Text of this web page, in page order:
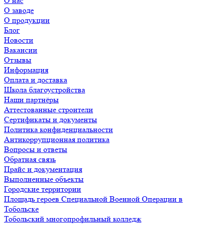
О заводе
О продукции
Блог
Новости
Вакансии
Отзывы
Информация
Оплата и доставка
Школа благоустройства
Наши партнёры
Аттестованные строители
Сертификаты и документы
Политика конфиденциальности
Антикоррупционная политика
Вопросы и ответы
Обратная связь
Прайс и документация
Выполненные объекты
Городские территории
Площадь героев Специальной Военной Операции в
Тобольске
Тобольский многопрофильный колледж